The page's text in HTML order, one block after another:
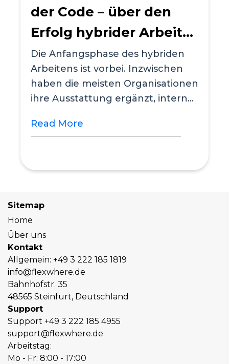
der Code – über den
Erfolg hybrider Arbeit
entscheidet
Die Anfangsphase des hybriden
Arbeitens ist vorbei. Inzwischen
haben die meisten Organisationen
ihre Ausstattung ergänzt, interne
Read More
Sitemap
Home
Über uns
Kontakt
Allgemein: +49 3 222 185 1819
info@flexwhere.de
Bahnhofstr. 35
48565 Steinfurt, Deutschland
Support
Support +49 3 222 185 4955
support@flexwhere.de
Arbeitstag:
Mo - Fr: 8:00 - 17:00